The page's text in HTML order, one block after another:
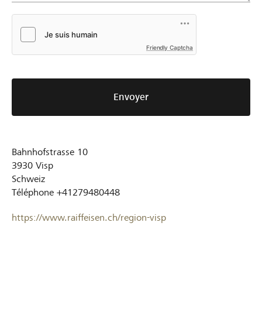
Friendly Captcha
Envoyer
Bahnhofstrasse 10
3930 Visp
Schweiz
Téléphone +41279480448
https://www.raiffeisen.ch/region-visp